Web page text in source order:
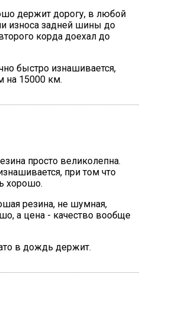
держит дорогу, в любой
износа задней шины до
корда доехал до
быстро изнашивается,
на 15000 км.
просто великолепна.
при том что
хорошо.
резина, не шумная,
а цена - качество вообще
в дождь держит.